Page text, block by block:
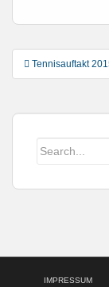
Post
Tennisauftakt
IMPRESSUM